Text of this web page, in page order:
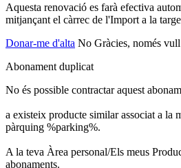
Aquesta renovació es farà efectiva
mitjançant el càrrec de l'Import a la
Donar-me d'alta No Gràcies, només
Abonament duplicat
No és possible contractar aquest
a existeix producte similar associat a la
pàrquing %parking%.
A la teva Àrea personal/Els meus
abonaments.